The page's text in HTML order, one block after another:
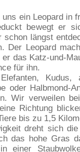
ein Leopard in
bewegt er
schon längst
Der Leopard
das Katz-und-
für ihn.
Kudus,
oder Halbmond-
Wir verweilen
Richtung
bis zu 1,5
dreht sich
das hohe Gras
einer